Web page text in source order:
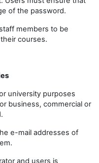
of the password.
members to be
courses.
university purposes
business, commercial or
e-mail addresses of
and users is